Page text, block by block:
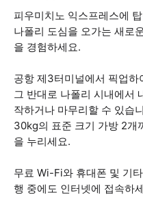
피우미치노 익스프레스에
나폴리 도심을 오가는 새로
을 경험하세요.
공항 제3터미널에서 픽업
그 반대로 나폴리 시내에서
작하거나 마무리할 수 있습
30kg의 표준 크기 가방 2개
을 누리세요.
무료 Wi-Fi와 휴대폰 및 기
행 중에도 인터넷에 접속하